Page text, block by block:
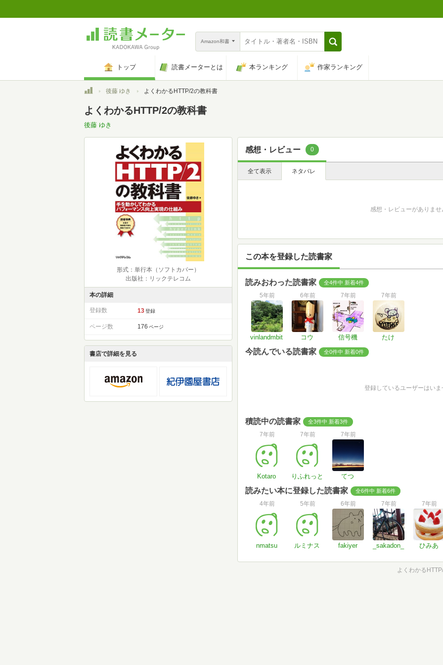
Amazon和書
トップ 読書メーターとは 本ランキング 作家ランキング
トップ後藤 ゆき よくわかるHTTP/2の教科書
よくわかるHTTP/2の教科書
後藤 ゆき
形式：単行本（ソフトカバー）
出版社：リックテレコム
本の詳細
登録数 13 登録
ページ数 176 ページ
書店で詳細を見る
感想・レビュー 0
全て表示 ネタバレ
感想・レビューがありませ
この本を登録した読書家
読みおわった読書家 全4件中 新着4件
5年前
vinlandmbit
6年前
コウ
7年前
信号機
7年前
たけ
今読んでいる読書家 全0件中 新着0件
登録しているユーザーはいま
積読中の読書家 全3件中 新着3件
7年前
Kotaro
7年前
りふれっと
7年前
てつ
読みたい本に登録した読書家 全6件中 新着6件
4年前
nmatsu
5年前
ルミナス
6年前
fakiyer
7年前
_sakadon_
7年前
ひみあ
よくわかる